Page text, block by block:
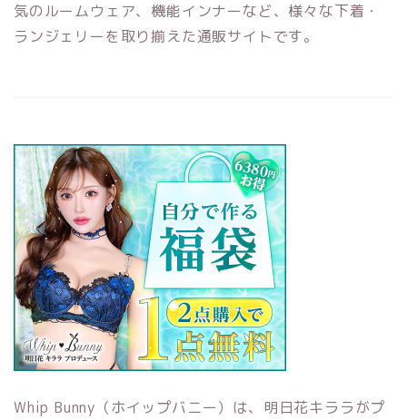
気のルームウェア、機能インナーなど、様々な下着・
ランジェリーを取り揃えた通販サイトです。
Whip Bunny（ホイップバニー）は、明日花キララがプ